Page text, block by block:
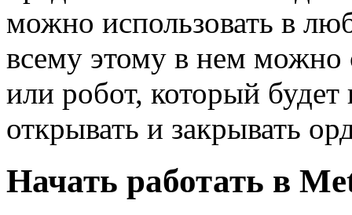
можно использовать в
всему этому в нем можно
или робот, который
открывать и закрывать
Начать работать в